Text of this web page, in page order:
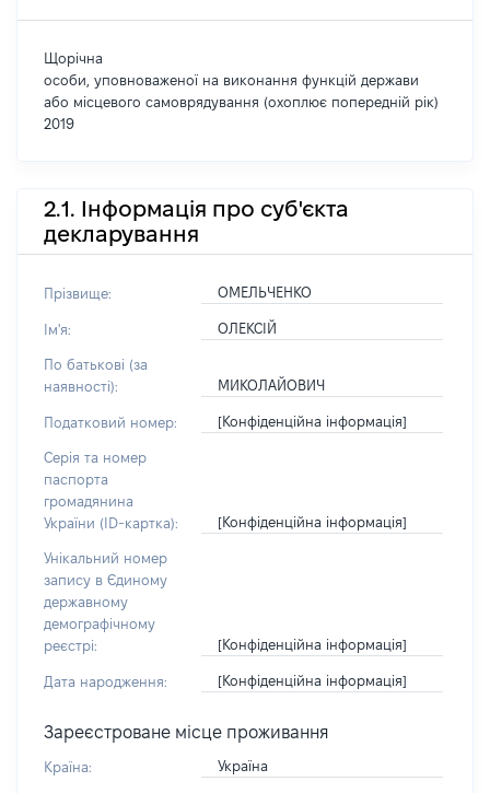
Щорічна
особи, уповноваженої на виконання функцій держави
або місцевого самоврядування (охоплює попередній рік)
2019
2.1. Інформація про суб'єкта
декларування
Прізвище: ОМЕЛЬЧЕНКО
Ім'я: ОЛЕКСІЙ
По батькові (за
наявності):
МИКОЛАЙОВИЧ
Податковий номер: [Конфіденційна інформація]
Серія та номер
паспорта
громадянина
України (ID-картка):
[Конфіденційна інформація]
Унікальний номер
запису в Єдиному
державному
демографічному
реєстрі:
[Конфіденційна інформація]
Дата народження: [Конфіденційна інформація]
Зареєстроване місце проживання
Країна: Україна